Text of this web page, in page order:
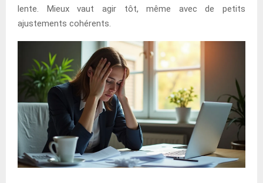
lente. Mieux vaut agir tôt, même avec de petits
ajustements cohérents.